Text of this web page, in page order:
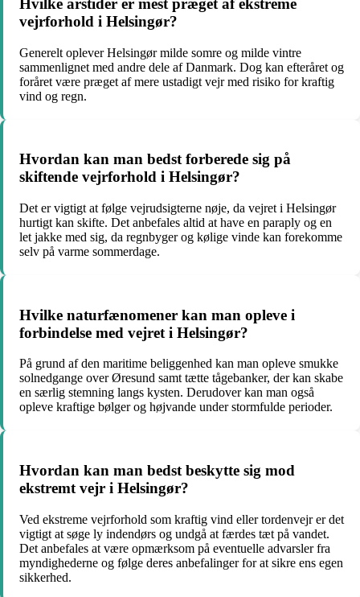
Hvilke årstider er mest præget af ekstreme
vejrforhold i Helsingør?
Generelt oplever Helsingør milde somre og milde vintre
sammenlignet med andre dele af Danmark. Dog kan efteråret og
foråret være præget af mere ustadigt vejr med risiko for kraftig
vind og regn.
Hvordan kan man bedst forberede sig på
skiftende vejrforhold i Helsingør?
Det er vigtigt at følge vejrudsigterne nøje, da vejret i Helsingør
hurtigt kan skifte. Det anbefales altid at have en paraply og en
let jakke med sig, da regnbyger og kølige vinde kan forekomme
selv på varme sommerdage.
Hvilke naturfænomener kan man opleve i
forbindelse med vejret i Helsingør?
På grund af den maritime beliggenhed kan man opleve smukke
solnedgange over Øresund samt tætte tågebanker, der kan skabe
en særlig stemning langs kysten. Derudover kan man også
opleve kraftige bølger og højvande under stormfulde perioder.
Hvordan kan man bedst beskytte sig mod
ekstremt vejr i Helsingør?
Ved ekstreme vejrforhold som kraftig vind eller tordenvejr er det
vigtigt at søge ly indendørs og undgå at færdes tæt på vandet.
Det anbefales at være opmærksom på eventuelle advarsler fra
myndighederne og følge deres anbefalinger for at sikre ens egen
sikkerhed.